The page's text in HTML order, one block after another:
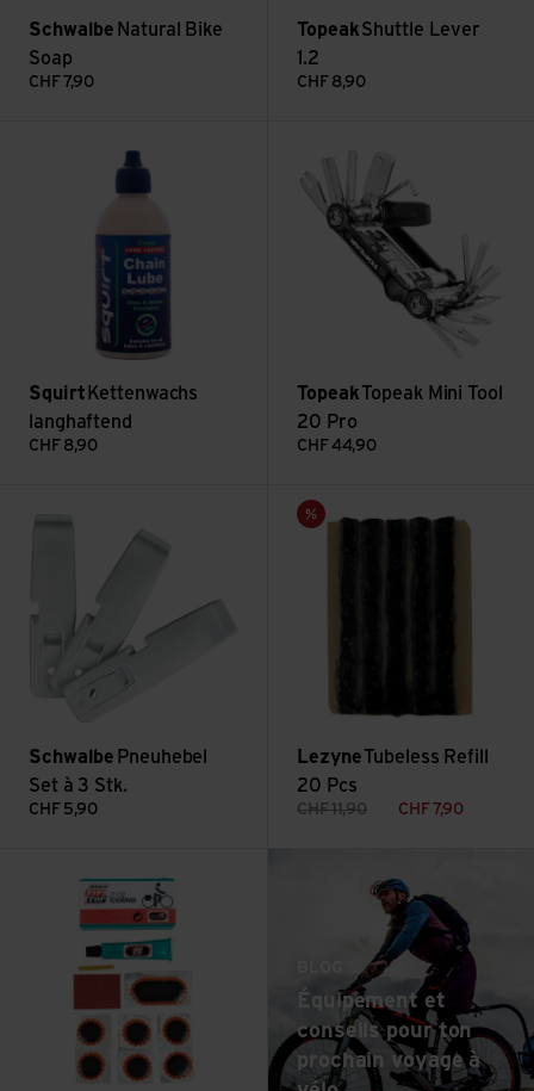
Schwalbe Natural Bike
Soap
CHF7,90
TopeakShuttle Lever
1.2
CHF 8,90
Squirt Kettenwachs
langhaftend
CHF 8,90
TopeakTopeak Mini Tool
20 Pro
CHF44,90
Schwalbe Pneuhebel
Set à 3 Stk.
CHF 5,90
Vente
LezyneTubeless Refill
20 Pcs
CHF11,90 CHF7,90
Voir Tubeless Refill 20 Pcs
Équipement et
conseils pour ton
prochain voyage à